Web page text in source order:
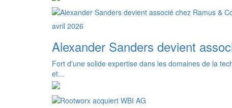
avril 2026
Alexander Sanders devient
Fort d'une solide expertise dans les domaines de la
et...